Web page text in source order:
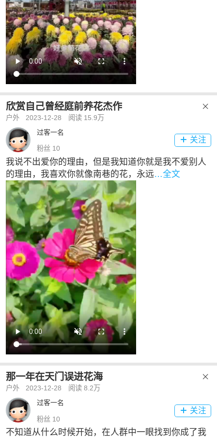
欣赏自己曾经庭前养花杰作 
户外 2023-12-28
阅读 15.9万
过客一名
粉丝 10
 关注
我说不出爱你的理由，但是我知道你就是我不爱别人
的理由，我喜欢你就像南巷的花，永远…全文
那一年在天门误进花海 
户外 2023-12-28
阅读 8.2万
过客一名
粉丝 10
 关注
不知道从什么时候开始，在人群中一眼找到你成了我